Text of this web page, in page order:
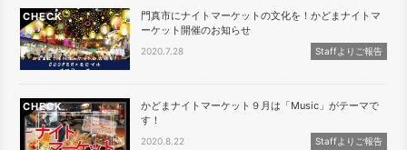
CHECK
門真市にナイトマーケットの文化を！かどまナイトマ
ーケット開催のお知らせ
2020.7.28 Staffよりご報告
CHECK
かどまナイトマーケット９月は「Music」がテーマで
す！
2020.8.22 Staffよりご報告